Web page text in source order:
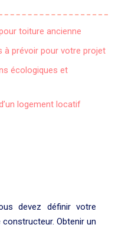
toiture ancienne
à prévoir pour votre projet
écologiques et
logement locatif
devez définir votre
Obtenir un